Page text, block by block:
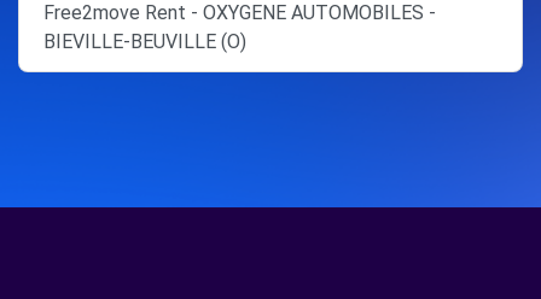
Free2move Rent - OXYGENE AUTOMOBILES -
BIEVILLE-BEUVILLE (O)